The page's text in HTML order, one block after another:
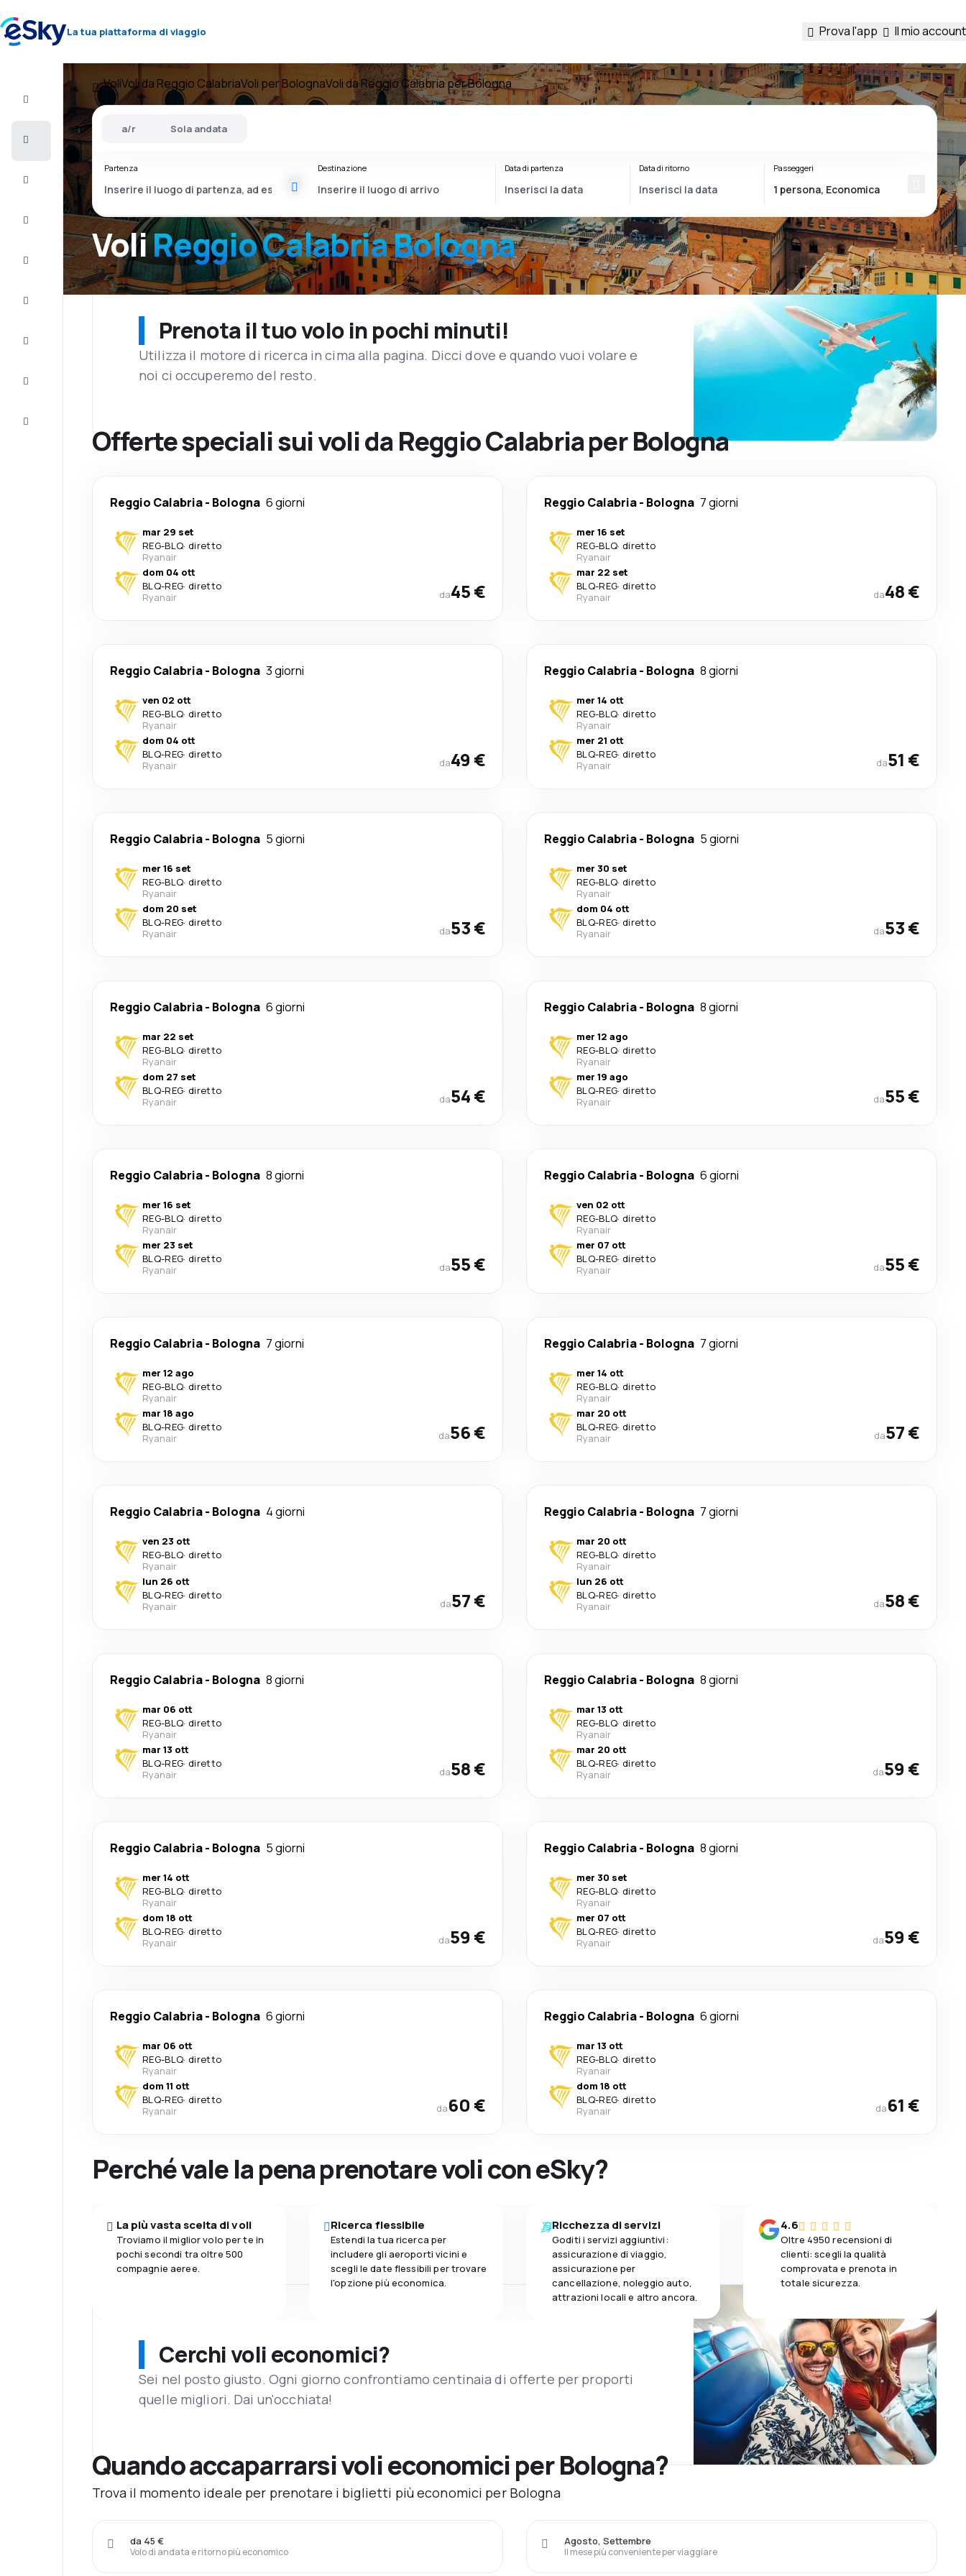
La tua piattaforma di viaggio Prova l'app Il mio account
Vacanze
Pernottamenti
VoliVoli da Reggio CalabriaVoli per BolognaVoli da Reggio Calabria per Bologna
VoliReggio Calabria Bologna
a/r Sola andata
Partenza Destinazione Data di partenza Data di ritorno Passeggeri
Prenota il tuo volo in pochi minuti!
Utilizza il motore di ricerca in cima alla pagina. Dicci dove e quando vuoi volare e
noi ci occuperemo del resto.
Offerte speciali sui voli da Reggio Calabria per Bologna
Reggio Calabria- Bologna 6 giorni
mar 29 set
REG-BLQ· diretto
Ryanair
dom 04 ott
BLQ-REG· diretto
Ryanair
da45 €
Reggio Calabria- Bologna 7 giorni
mer 16 set
REG-BLQ· diretto
Ryanair
mar 22 set
BLQ-REG· diretto
Ryanair
da48 €
Reggio Calabria- Bologna 3 giorni
ven 02 ott
REG-BLQ· diretto
Ryanair
dom 04 ott
BLQ-REG· diretto
Ryanair
da49 €
Reggio Calabria- Bologna 8 giorni
mer 14 ott
REG-BLQ· diretto
Ryanair
mer 21 ott
BLQ-REG· diretto
Ryanair
da51 €
Reggio Calabria- Bologna 5 giorni
mer 16 set
REG-BLQ· diretto
Ryanair
dom 20 set
BLQ-REG· diretto
Ryanair
da53 €
Reggio Calabria- Bologna 5 giorni
mer 30 set
REG-BLQ· diretto
Ryanair
dom 04 ott
BLQ-REG· diretto
Ryanair
da53 €
Reggio Calabria- Bologna 6 giorni
mar 22 set
REG-BLQ· diretto
Ryanair
dom 27 set
BLQ-REG· diretto
Ryanair
da54 €
Reggio Calabria- Bologna 8 giorni
mer 12 ago
REG-BLQ· diretto
Ryanair
mer 19 ago
BLQ-REG· diretto
Ryanair
da55 €
Reggio Calabria- Bologna 8 giorni
mer 16 set
REG-BLQ· diretto
Ryanair
mer 23 set
BLQ-REG· diretto
Ryanair
da55 €
Reggio Calabria- Bologna 6 giorni
ven 02 ott
REG-BLQ· diretto
Ryanair
mer 07 ott
BLQ-REG· diretto
Ryanair
da55 €
Reggio Calabria- Bologna 7 giorni
mer 12 ago
REG-BLQ· diretto
Ryanair
mar 18 ago
BLQ-REG· diretto
Ryanair
da56 €
Reggio Calabria- Bologna 7 giorni
mer 14 ott
REG-BLQ· diretto
Ryanair
mar 20 ott
BLQ-REG· diretto
Ryanair
da57 €
Reggio Calabria- Bologna 4 giorni
ven 23 ott
REG-BLQ· diretto
Ryanair
lun 26 ott
BLQ-REG· diretto
Ryanair
da57 €
Reggio Calabria- Bologna 7 giorni
mar 20 ott
REG-BLQ· diretto
Ryanair
lun 26 ott
BLQ-REG· diretto
Ryanair
da58 €
Reggio Calabria- Bologna 8 giorni
mar 06 ott
REG-BLQ· diretto
Ryanair
mar 13 ott
BLQ-REG· diretto
Ryanair
da58 €
Reggio Calabria- Bologna 8 giorni
mar 13 ott
REG-BLQ· diretto
Ryanair
mar 20 ott
BLQ-REG· diretto
Ryanair
da59 €
Reggio Calabria- Bologna 5 giorni
mer 14 ott
REG-BLQ· diretto
Ryanair
dom 18 ott
BLQ-REG· diretto
Ryanair
da59 €
Reggio Calabria- Bologna 8 giorni
mer 30 set
REG-BLQ· diretto
Ryanair
mer 07 ott
BLQ-REG· diretto
Ryanair
da59 €
Reggio Calabria- Bologna 6 giorni
mar 06 ott
REG-BLQ· diretto
Ryanair
dom 11 ott
BLQ-REG· diretto
Ryanair
da60 €
Reggio Calabria- Bologna 6 giorni
mar 13 ott
REG-BLQ· diretto
Ryanair
dom 18 ott
BLQ-REG· diretto
Ryanair
da61 €
Perché vale la pena prenotare voli con eSky?
La più vasta scelta di voli
Troviamo il miglior volo per te in
pochi secondi tra oltre 500
compagnie aeree.
Ricerca flessibile
Estendi la tua ricerca per
includere gli aeroporti vicini e
scegli le date flessibili per trovare
l'opzione più economica.
Ricchezza di servizi
Goditi i servizi aggiuntivi:
assicurazione di viaggio,
assicurazione per
cancellazione, noleggio auto,
attrazioni locali e altro ancora.
4.6
Oltre 4950 recensioni di
clienti: scegli la qualità
comprovata e prenota in
totale sicurezza.
Cerchi voli economici?
Sei nel posto giusto. Ogni giorno confrontiamo centinaia di offerte per proporti
quelle migliori. Dai un'occhiata!
Quando accaparrarsi voli economici per Bologna?
Trova il momento ideale per prenotare i biglietti più economici per Bologna
Volo di andata e ritorno più economico
da 45 €
Il mese più conveniente per viaggiare
Agosto, Settembre